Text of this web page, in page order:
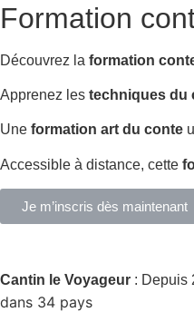
Formation
Découvrez la formation
Apprenez les techniques du
Une formation art du conte
Accessible à distance, cette
Je m’inscris dès maintenant
Cantin le Voyageur : Depuis
dans 34 pays